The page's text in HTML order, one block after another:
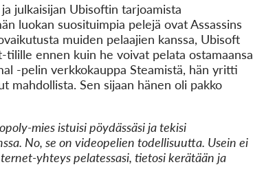
julkaisijan Ubisoftin tarjoamista
luokan suosituimpia pelejä ovat Assassins
muiden pelaajien kanssa, Ubisoft
ennen kuin he voivat pelata ostamaansa
-pelin verkkokauppa Steamistä, hän yritti
mahdollista. Sen sijaan hänen oli pakko
mies istuisi pöydässäsi ja tekisi
No, se on videopelien todellisuutta. Usein ei
yhteys pelatessasi, tietosi kerätään ja